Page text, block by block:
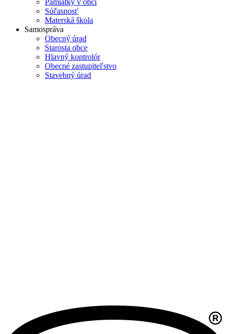
Pamiatky v obci
Súčasnosť
Materská škola
Samospráva
Obecný úrad
Starosta obce
Hlavný kontrolór
Obecné zastupiteľstvo
Stavebný úrad